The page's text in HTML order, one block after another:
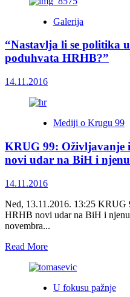
Galerija
“Nastavlja li se politika
poduhvata HRHB?”
14.11.2016
Mediji o Krugu 99
KRUG 99: Oživljavanje
novi udar na BiH i
14.11.2016
Ned, 13.11.2016. 13:25 KRUG
HRHB novi udar na BiH i
novembra...
Read MoreRead
about
99:
U fokusu pažnje